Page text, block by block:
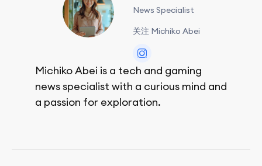
News Specialist
关注 Michiko Abei
Michiko Abei is a tech and gaming
news specialist with a curious mind and
a passion for exploration.